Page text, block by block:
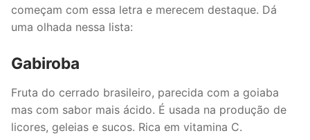
começam com essa letra e merecem destaque. Dá
uma olhada nessa lista:
Gabiroba
Fruta do cerrado brasileiro, parecida com a goiaba
mas com sabor mais ácido. É usada na produção de
licores, geleias e sucos. Rica em vitamina C.